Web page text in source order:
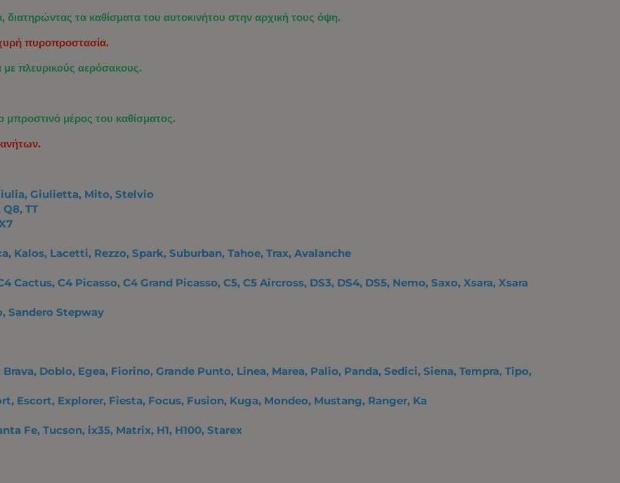
τα καθίσματα του αυτοκινήτου στην αρχική τους όψη.
πυροπροστασία.
πλευρικούς αερόσακους.
μέρος του καθίσματος.
Giulia, Giulietta, Mito, Stelvio
Q8, TT
Kalos, Lacetti, Rezzo, Spark, Suburban, Tahoe, Trax, Avalanche
Cactus, C4 Picasso, C4 Grand Picasso, C5, C5 Aircross, DS3, DS4, DS5, Nemo, Saxo, Xsara, Xsara
Sandero Stepway
Doblo, Egea, Fiorino, Grande Punto, Linea, Marea, Palio, Panda, Sedici, Siena, Tempra, Tipo,
Escort, Explorer, Fiesta, Focus, Fusion, Kuga, Mondeo, Mustang, Ranger, Ka
Fe, Tucson, ix35, Matrix, H1, H100, Starex